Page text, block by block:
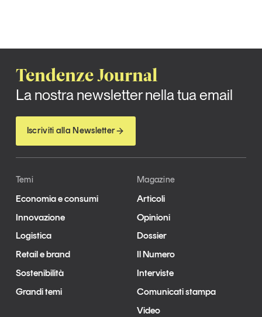
Tendenze Journal
La nostra newsletter nella tua email
Iscriviti alla Newsletter
Temi
Economia e consumi
Innovazione
Logistica
Retail e brand
Sostenibilità
Grandi temi
Magazine
Articoli
Opinioni
Dossier
Il Numero
Interviste
Comunicati stampa
Video